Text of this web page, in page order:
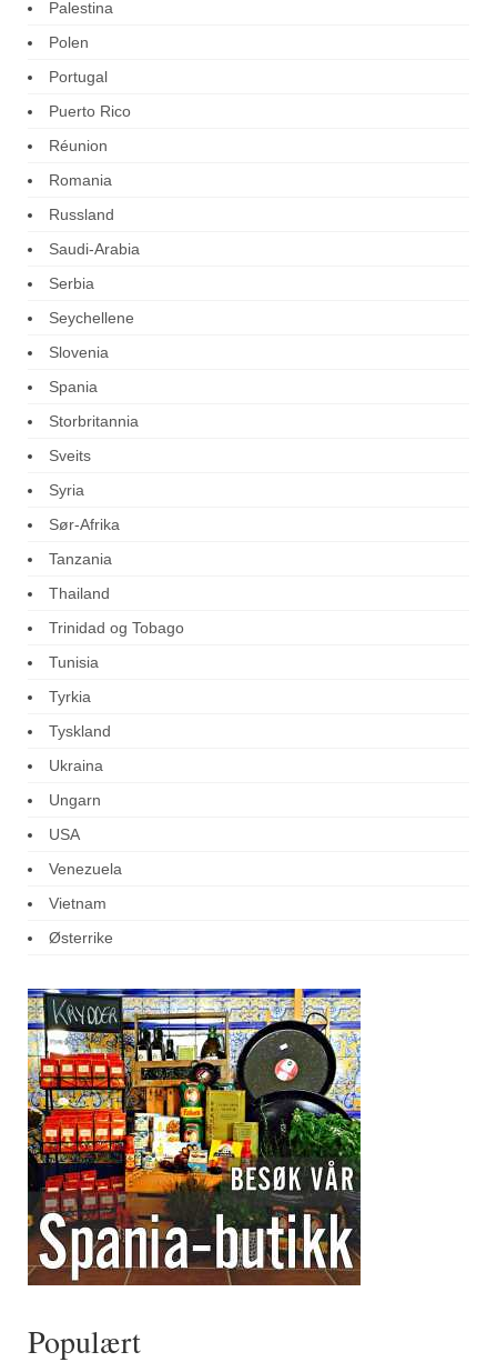
Palestina
Polen
Portugal
Puerto Rico
Réunion
Romania
Russland
Saudi-Arabia
Serbia
Seychellene
Slovenia
Spania
Storbritannia
Sveits
Syria
Sør-Afrika
Tanzania
Thailand
Trinidad og Tobago
Tunisia
Tyrkia
Tyskland
Ukraina
Ungarn
USA
Venezuela
Vietnam
Østerrike
Populært